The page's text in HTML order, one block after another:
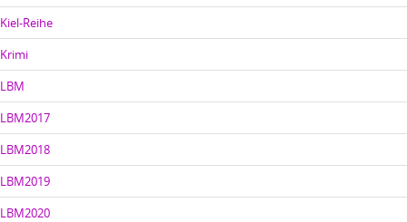
Kiel-Reihe
Krimi
LBM
LBM2017
LBM2018
LBM2019
LBM2020